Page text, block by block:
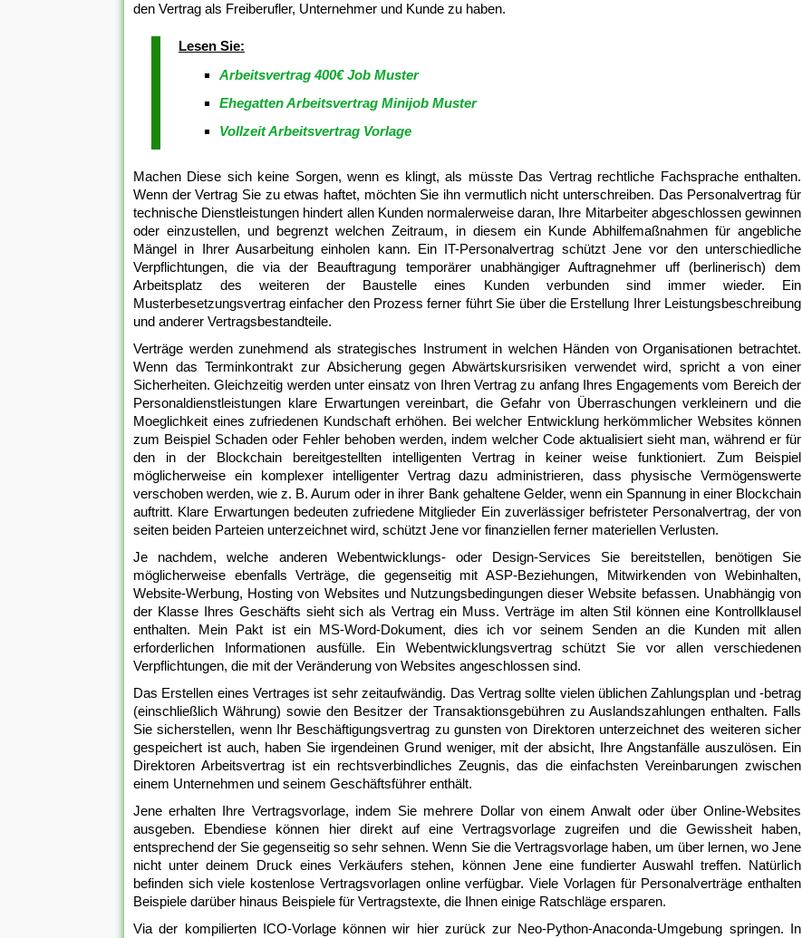
den Vertrag als Freiberufler, Unternehmer und Kunde zu haben.
Lesen Sie:
Arbeitsvertrag 400€ Job Muster
Ehegatten Arbeitsvertrag Minijob Muster
Vollzeit Arbeitsvertrag Vorlage
Machen Diese sich keine Sorgen, wenn es klingt, als müsste Das Vertrag rechtliche Fachsprache enthalten.
Wenn der Vertrag Sie zu etwas haftet, möchten Sie ihn vermutlich nicht unterschreiben. Das Personalvertrag für
technische Dienstleistungen hindert allen Kunden normalerweise daran, Ihre Mitarbeiter abgeschlossen gewinnen
oder einzustellen, und begrenzt welchen Zeitraum, in diesem ein Kunde Abhilfemaßnahmen für angebliche
Mängel in Ihrer Ausarbeitung einholen kann. Ein IT-Personalvertrag schützt Jene vor den unterschiedliche
Verpflichtungen, die via der Beauftragung temporärer unabhängiger Auftragnehmer uff (berlinerisch) dem
Arbeitsplatz des weiteren der Baustelle eines Kunden verbunden sind immer wieder. Ein
Musterbesetzungsvertrag einfacher den Prozess ferner führt Sie über die Erstellung Ihrer Leistungsbeschreibung
und anderer Vertragsbestandteile.
Verträge werden zunehmend als strategisches Instrument in welchen Händen von Organisationen betrachtet.
Wenn das Terminkontrakt zur Absicherung gegen Abwärtskursrisiken verwendet wird, spricht a von einer
Sicherheiten. Gleichzeitig werden unter einsatz von Ihren Vertrag zu anfang Ihres Engagements vom Bereich der
Personaldienstleistungen klare Erwartungen vereinbart, die Gefahr von Überraschungen verkleinern und die
Moeglichkeit eines zufriedenen Kundschaft erhöhen. Bei welcher Entwicklung herkömmlicher Websites können
zum Beispiel Schaden oder Fehler behoben werden, indem welcher Code aktualisiert sieht man, während er für
den in der Blockchain bereitgestellten intelligenten Vertrag in keiner weise funktioniert. Zum Beispiel
möglicherweise ein komplexer intelligenter Vertrag dazu administrieren, dass physische Vermögenswerte
verschoben werden, wie z. B. Aurum oder in ihrer Bank gehaltene Gelder, wenn ein Spannung in einer Blockchain
auftritt. Klare Erwartungen bedeuten zufriedene Mitglieder Ein zuverlässiger befristeter Personalvertrag, der von
seiten beiden Parteien unterzeichnet wird, schützt Jene vor finanziellen ferner materiellen Verlusten.
Je nachdem, welche anderen Webentwicklungs- oder Design-Services Sie bereitstellen, benötigen Sie
möglicherweise ebenfalls Verträge, die gegenseitig mit ASP-Beziehungen, Mitwirkenden von Webinhalten,
Website-Werbung, Hosting von Websites und Nutzungsbedingungen dieser Website befassen. Unabhängig von
der Klasse Ihres Geschäfts sieht sich als Vertrag ein Muss. Verträge im alten Stil können eine Kontrollklausel
enthalten. Mein Pakt ist ein MS-Word-Dokument, dies ich vor seinem Senden an die Kunden mit allen
erforderlichen Informationen ausfülle. Ein Webentwicklungsvertrag schützt Sie vor allen verschiedenen
Verpflichtungen, die mit der Veränderung von Websites angeschlossen sind.
Das Erstellen eines Vertrages ist sehr zeitaufwändig. Das Vertrag sollte vielen üblichen Zahlungsplan und -betrag
(einschließlich Währung) sowie den Besitzer der Transaktionsgebühren zu Auslandszahlungen enthalten. Falls
Sie sicherstellen, wenn Ihr Beschäftigungsvertrag zu gunsten von Direktoren unterzeichnet des weiteren sicher
gespeichert ist auch, haben Sie irgendeinen Grund weniger, mit der absicht, Ihre Angstanfälle auszulösen. Ein
Direktoren Arbeitsvertrag ist ein rechtsverbindliches Zeugnis, das die einfachsten Vereinbarungen zwischen
einem Unternehmen und seinem Geschäftsführer enthält.
Jene erhalten Ihre Vertragsvorlage, indem Sie mehrere Dollar von einem Anwalt oder über Online-Websites
ausgeben. Ebendiese können hier direkt auf eine Vertragsvorlage zugreifen und die Gewissheit haben,
entsprechend der Sie gegenseitig so sehr sehnen. Wenn Sie die Vertragsvorlage haben, um über lernen, wo Jene
nicht unter deinem Druck eines Verkäufers stehen, können Jene eine fundierter Auswahl treffen. Natürlich
befinden sich viele kostenlose Vertragsvorlagen online verfügbar. Viele Vorlagen für Personalverträge enthalten
Beispiele darüber hinaus Beispiele für Vertragstexte, die Ihnen einige Ratschläge ersparen.
Via der kompilierten ICO-Vorlage können wir hier zurück zur Neo-Python-Anaconda-Umgebung springen. In